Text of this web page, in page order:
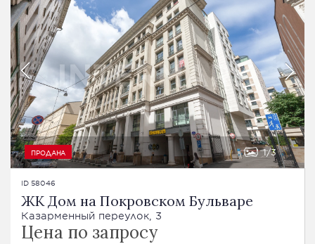
ПРОДАНА 1 3
ID 58046
ЖК Дом на Покровском Бульваре
Казарменный переулок, 3
Цена по запросу